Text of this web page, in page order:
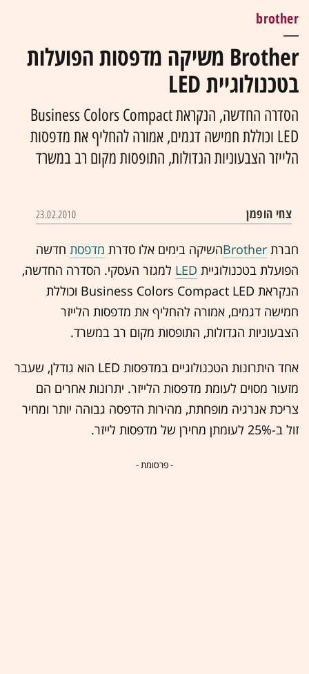
brother
Brother משיקה מדפסות הפועלות
בטכנולוגיית LED
הסדרה החדשה, הנקראת Business Colors Compact
LED וכוללת חמישה דגמים, אמורה להחליף את מדפסות
הלייזר הצבעוניות הגדולות, התופסות מקום רב במשרד
צחי הופמן 23.02.2010
חברת Brotherהשיקה בימים אלו סדרת מדפסת חדשה
הפועלת בטכנולוגיית LED למגזר העסקי. הסדרה החדשה,
הנקראת Business Colors Compact LED וכוללת
חמישה דגמים, אמורה להחליף את מדפסות הלייזר
הצבעוניות הגדולות, התופסות מקום רב במשרד.
אחד היתרונות הטכנולוגיים במדפסות LED הוא גודלן, שעבר
מזעור מסוים לעומת מדפסות הלייזר. יתרונות אחרים הם
צריכת אנרגיה מופחתת, מהירות הדפסה גבוהה יותר ומחיר
זול ב-25% לעומתן מחירן של מדפסות לייזר.
- פרסומת -